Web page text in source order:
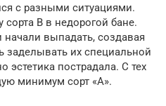
с разными ситуациями.
В в недорогой бане.
начали выпадать, создавая
их специальной
эстетика пострадала. С тех
минимум сорт «А».